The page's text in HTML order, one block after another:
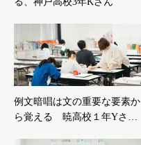
例文暗唱は文の重要な要素か
ら覚える 暁高校１年Yさ…